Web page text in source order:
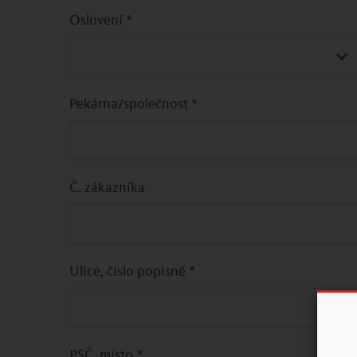
Oslovení *
Pekárna/společnost *
Č. zákazníka
Ulice, číslo popisné *